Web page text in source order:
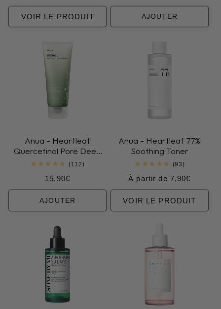
habituel
VOIR LE PRODUIT
habituel
AJOUTER
Anua - Heartleaf
Quercetinol Pore Deep
Cleansing Foam
(112)112
Prix
habituel
15,90€
AJOUTER
Anua - Heartleaf 77%
Soothing Toner
(93)93
des
Prix
habituel
À partir de 7,90€
VOIR LE PRODUIT